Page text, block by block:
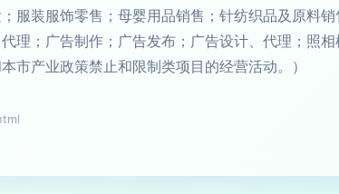
服装服饰零售；母婴用品销售；针纺织品及原料
理；广告制作；广告发布；广告设计、代理；照
市产业政策禁止和限制类项目的经营活动。）